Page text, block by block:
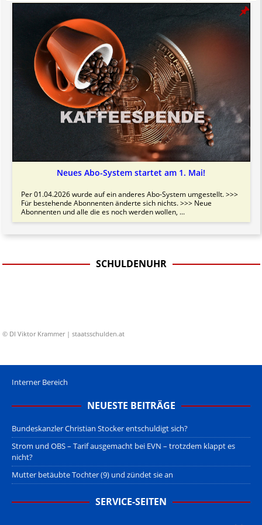
Neues Abo-System startet am 1. Mai!
Per 01.04.2026 wurde auf ein anderes Abo-System umgestellt. >>>
Für bestehende Abonnenten änderte sich nichts. >>> Neue
Abonnenten und alle die es noch werden wollen, ...
SCHULDENUHR
© DI Viktor Krammer | staatsschulden.at
Interner Bereich
NEUESTE BEITRÄGE
Bundeskanzler Christian Stocker entschuldigt sich?
Strom und OBS – Tarif ausgemacht bei EVN – trotzdem klappt es
nicht?
Mutter betäubte Tochter (9) und zündet sie an
SERVICE-SEITEN